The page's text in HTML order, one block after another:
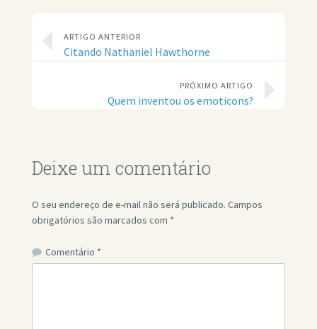
ARTIGO ANTERIOR
Citando Nathaniel Hawthorne
PRÓXIMO ARTIGO
Quem inventou os emoticons?
Deixe um comentário
O seu endereço de e-mail não será publicado. Campos
obrigatórios são marcados com *
Comentário *